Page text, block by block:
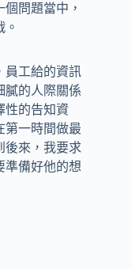
問題當中，
員工給的資訊
膩的人際關係
性的告知資
第一時間做最
後來，我要求
準備好他的想